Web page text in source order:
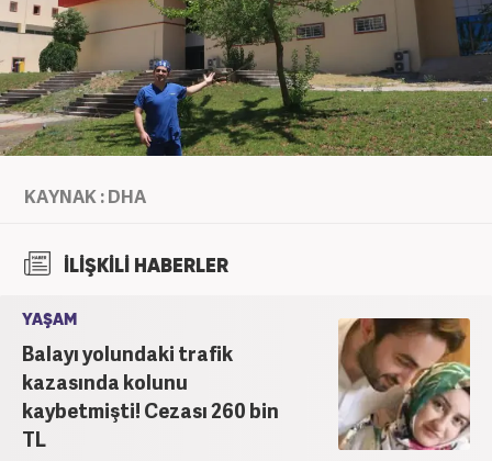
KAYNAK : DHA
İLİŞKİLİ HABERLER
YAŞAM
Balayı yolundaki trafik
kazasında kolunu
kaybetmişti! Cezası 260 bin
TL